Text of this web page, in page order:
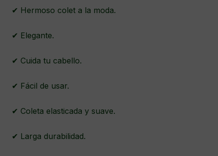
✔ Hermoso colet a la moda.
✔ Elegante.
✔ Cuida tu cabello.
✔ Fácil de usar.
✔ Coleta elasticada y suave.
✔ Larga durabilidad.